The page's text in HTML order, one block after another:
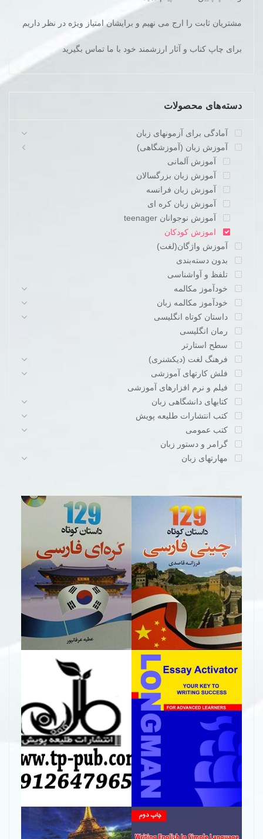
مشتریان ثابت را ارج می نهیم و برایشان امتیاز ویژه در نظر داریم
برای چاپ کناب و آثار ارزشمند خود با ما تماس بگیرید
دسته‌های محصولات
آمادگی برای آزمونهای زبان
آموزش زبان (آموزشگاهی)
آموزش آلمانی
آموزش زبان بزرگسالان
آموزش زبان فرانسه
آموزش زبان کره ای
آموزش نوجوانان teenager
اموزش کودکان
آموزش واژگان(لغت)
بدون دسته‌بندی
تلفظ و آواشناسی
خودآموز مکالمه
خودآموز مکالمه زبان
داستان کوتاه انگلیسی
رمان انگلیسی
سطح استارتر
فرهنگ لغت (دیکشنری)
فلش کارتهای آموزشی
فیلم و نرم افزارهای آموزشی
کتابهای دانشگاهی زبان
کتب انتشارات طلیعه پویش
کتب عمومی
گرامر و دستور زبان
مهارتهای زبان